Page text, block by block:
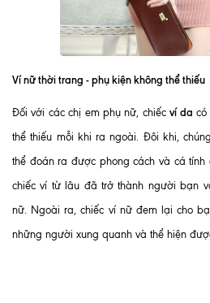
Ví nữ thời trang - phụ kiện không thể thiếu
Đối với các chị em phụ nữ, chiếcví da có
thể thiếu mỗi khi ra ngoài. Đôi khi,
thể đoán ra được phong cách và cá
chiếc ví từ lâu đã trở thành người bạn
nữ. Ngoài ra, chiếc ví nữ đem lại cho
những người xung quanh và thể hiện